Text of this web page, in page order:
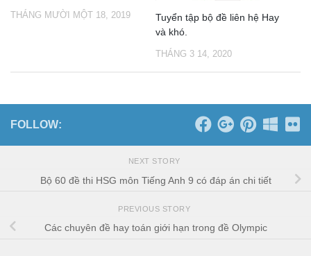
THÁNG MƯỜI MỘT 18, 2019
Tuyển tập bộ đề liên hệ Hay
và khó.
THÁNG 3 14, 2020
FOLLOW:
NEXT STORY
Bộ 60 đề thi HSG môn Tiếng Anh 9 có đáp án chi tiết
PREVIOUS STORY
Các chuyên đề hay toán giới hạn trong đề Olympic